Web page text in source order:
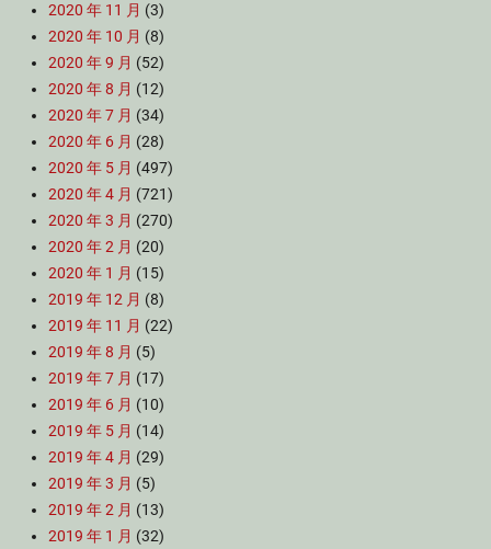
2020 年 11 月 (3)
2020 年 10 月 (8)
2020 年 9 月 (52)
2020 年 8 月 (12)
2020 年 7 月 (34)
2020 年 6 月 (28)
2020 年 5 月 (497)
2020 年 4 月 (721)
2020 年 3 月 (270)
2020 年 2 月 (20)
2020 年 1 月 (15)
2019 年 12 月 (8)
2019 年 11 月 (22)
2019 年 8 月 (5)
2019 年 7 月 (17)
2019 年 6 月 (10)
2019 年 5 月 (14)
2019 年 4 月 (29)
2019 年 3 月 (5)
2019 年 2 月 (13)
2019 年 1 月 (32)